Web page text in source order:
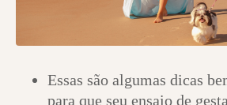
Essas são algumas dicas
para que seu ensaio de